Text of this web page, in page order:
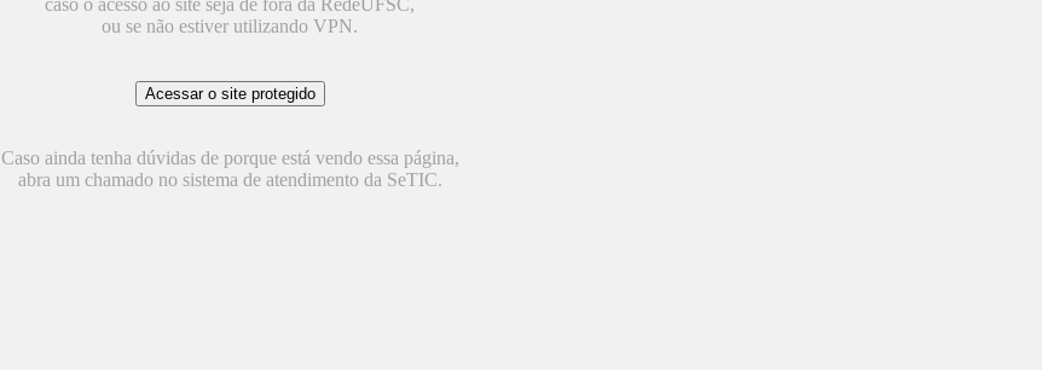
caso o acesso ao site seja de fora da RedeUFSC,
ou se não estiver utilizando VPN.
Caso ainda tenha dúvidas de porque está vendo essa página,
abra um chamado no sistema de atendimento da SeTIC.